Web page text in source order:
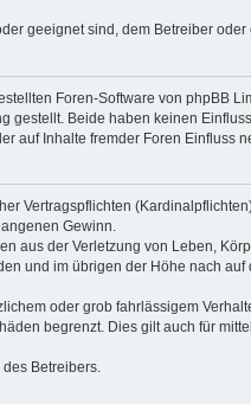
geeignet sind, dem Betreiber
Foren-Software von phpBB
Beide haben keinen
auf Inhalte fremder Foren Einfluss
Vertragspflichten
Gewinn.
aus der Verletzung von Leben,
und im übrigen der Höhe nach
oder grob fahrlässigem
begrenzt. Dies gilt auch für
Betreibers.